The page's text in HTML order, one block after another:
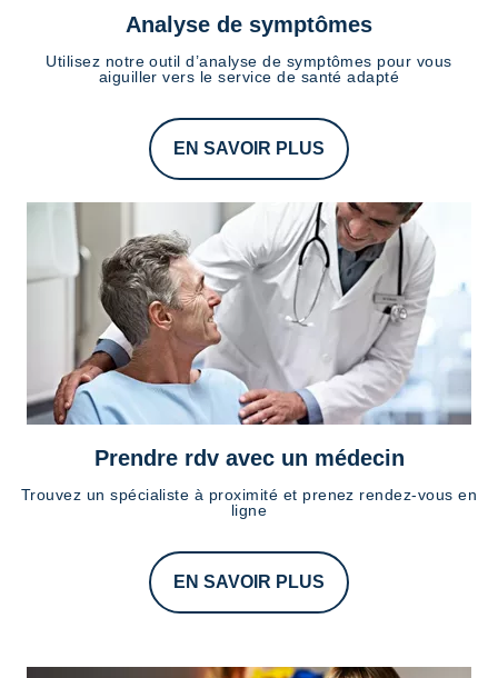
Analyse de symptômes
Utilisez notre outil d’analyse de symptômes pour vous
aiguiller vers le service de santé adapté
EN SAVOIR PLUS
Prendre rdv avec un médecin
Trouvez un spécialiste à proximité et prenez rendez-vous en
ligne
EN SAVOIR PLUS